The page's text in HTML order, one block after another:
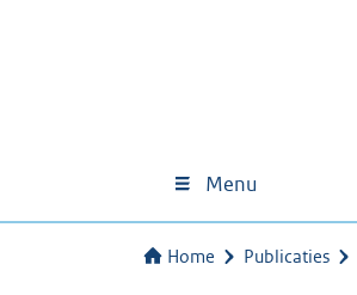
Menu
Home Publicaties